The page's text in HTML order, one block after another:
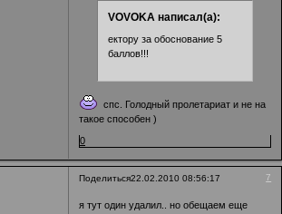
VOVOKA написал(а):
ектору за обоснование 5
баллов!!!
спс. Голодный пролетариат и не на
такое способен )
0
Поделиться 7
22.02.2010 08:56:17
я тут один удалил.. но обещаем еще